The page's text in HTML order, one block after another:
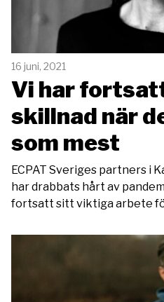
16 juni, 2021
Vi har
skillnad när
som mest
ECPAT Sveriges partners i
har drabbats hårt av
fortsatt sitt viktiga arbete